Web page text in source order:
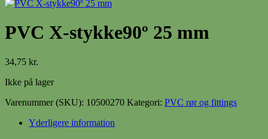
PVC X-stykke90º 25 mm
34,75 kr.
Ikke på lager
Varenummer (SKU): 10500270 Kategori: PVC rør og fittings
Yderligere information